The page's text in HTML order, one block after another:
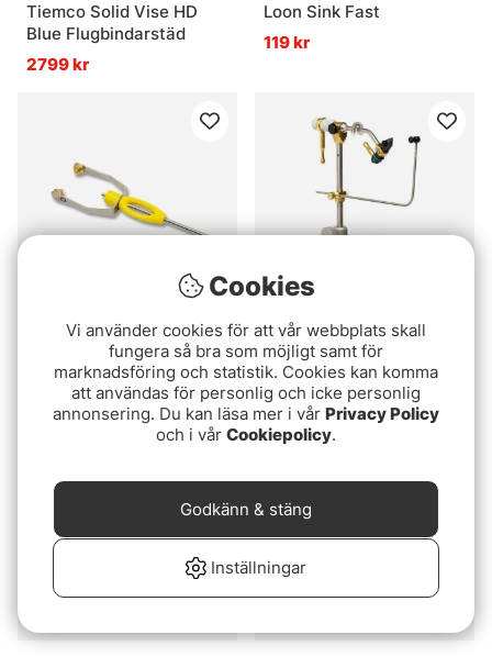
Tiemco Solid Vise HD
Blue Flugbindarstäd
2799 kr
Loon Sink Fast
119 kr
Loon Ergo Bobbin
289 kr
Renzetti Presentation
4000 Cam Vise /
Pedestal Base (Stem
Support Black)
8999 kr
Cookies
Vi använder cookies för att vår webbplats skall
fungera så bra som möjligt samt för
marknadsföring och statistik. Cookies kan komma
att användas för personlig och icke personlig
annonsering. Du kan läsa mer i vår Privacy Policy
och i vår Cookiepolicy.
Inställningar
Godkänn & stäng